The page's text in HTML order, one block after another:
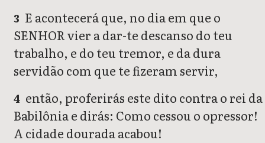
3 E acontecerá que, no dia em que o
SENHOR vier a dar-te descanso do teu
trabalho, e do teu tremor, e da dura
servidão com que te fizeram servir,
4 então, proferirás este dito contra o rei da
Babilônia e dirás: Como cessou o opressor!
A cidade dourada acabou!